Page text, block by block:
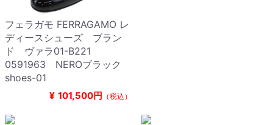
フェラガモ FERRAGAMO レ
ディースシューズ ブラン
ド ヴァラ01-B221
0591963 NEROブラック
shoes-01
¥ 101,500円 （税込）